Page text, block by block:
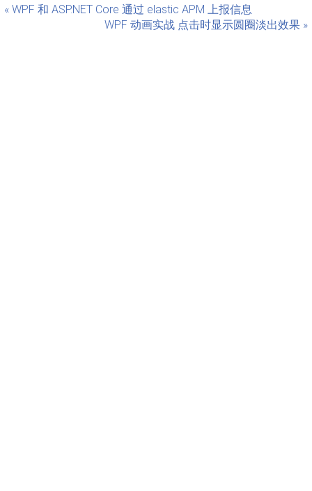
« WPF 和 ASP.NET Core 通过 elastic APM 上报信息
WPF 动画实战 点击时显示圆圈淡出效果 »